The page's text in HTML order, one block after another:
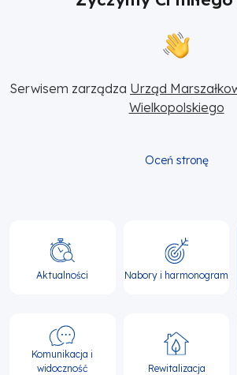
Serwisem zarządza Urząd
Wielkopolskiego
Oceń stronę
Główna
nawigacja
Aktualności Nabory i harmonogram
Komunikacja i
widoczność
Rewitalizacja